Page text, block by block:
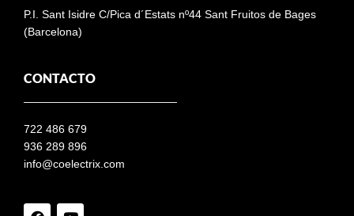
P.I. Sant Isidre C/Pica d´Estats nº44 Sant Fruitos de Bages
(Barcelona)
CONTACTO
722 486 679
936 289 896
info@coelectrix.com